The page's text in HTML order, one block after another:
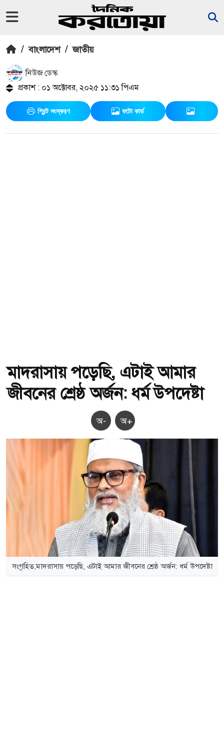
/ বাংলাদেশ / জাতীয়
নিউজ ডেস্ক
প্রকাশ : ০১ অক্টোবর, ২০২৫ ১১:৩১ পিএম
প্রিন্ট সংস্করণ ফটো কার্ড
মাদরাসায় পড়েছি, এটাই আমার
জীবনের শ্রেষ্ঠ অর্জন: ধর্ম উপদেষ্টা
অ- অ+
সংগৃহিত,মাদরাসায় পড়েছি, এটাই আমার জীবনের শ্রেষ্ঠ অর্জন: ধর্ম উপদেষ্টা